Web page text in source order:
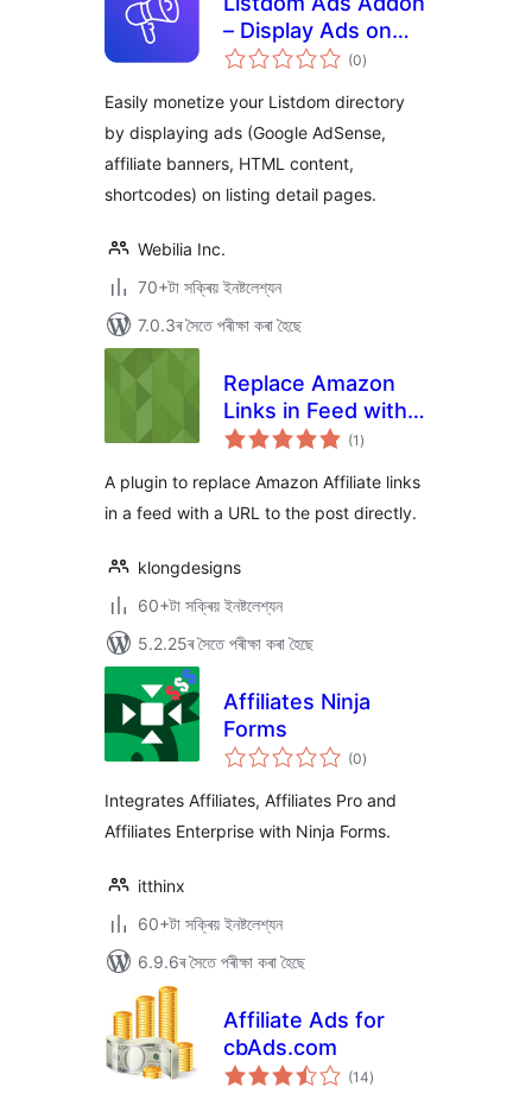
– Display Ads on
Listing Pages
(0টা
মুঠ)
Easily monetize your Listdom directory
by displaying ads (Google AdSense,
affiliate banners, HTML content,
shortcodes) on listing detail pages.
Webilia Inc.
70+টা সক্ৰিয় ইনষ্টলেশ্যন
7.0.3ৰ সৈতে পৰীক্ষা কৰা হৈছে
Replace Amazon
Links in Feed with
post URL
(1 টা
মুঠ)
A plugin to replace Amazon Affiliate links
in a feed with a URL to the post directly.
klongdesigns
60+টা সক্ৰিয় ইনষ্টলেশ্যন
5.2.25ৰ সৈতে পৰীক্ষা কৰা হৈছে
Affiliates Ninja
Forms
(0টা
মুঠ)
Integrates Affiliates, Affiliates Pro and
Affiliates Enterprise with Ninja Forms.
itthinx
60+টা সক্ৰিয় ইনষ্টলেশ্যন
6.9.6ৰ সৈতে পৰীক্ষা কৰা হৈছে
Affiliate Ads for
cbAds.com
(14টা
মুঠ)